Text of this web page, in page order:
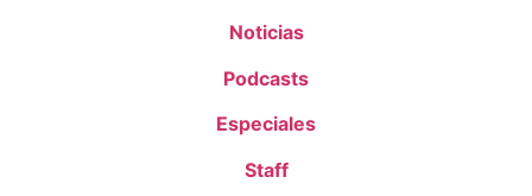
Noticias
Podcasts
Especiales
Staff